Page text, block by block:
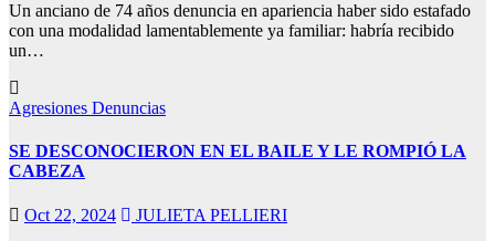
Un anciano de 74 años denuncia en apariencia haber sido estafado
con una modalidad lamentablemente ya familiar: habría recibido
un…
Agresiones Denuncias
SE DESCONOCIERON EN EL BAILE Y LE ROMPIÓ LA
CABEZA
Oct 22, 2024
JULIETA PELLIERI